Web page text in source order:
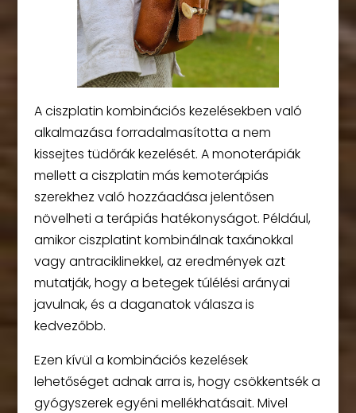
A ciszplatin kombinációs kezelésekben való
alkalmazása forradalmasította a nem
kissejtes tüdőrák kezelését. A monoterápiák
mellett a ciszplatin más kemoterápiás
szerekhez való hozzáadása jelentősen
növelheti a terápiás hatékonyságot. Például,
amikor ciszplatint kombinálnak taxánokkal
vagy antraciklinekkel, az eredmények azt
mutatják, hogy a betegek túlélési arányai
javulnak, és a daganatok válasza is
kedvezőbb.
Ezen kívül a kombinációs kezelések
lehetőséget adnak arra is, hogy csökkentsék a
gyógyszerek egyéni mellékhatásait. Mivel